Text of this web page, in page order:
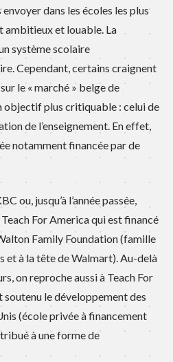
dans les écoles les plus
ambitieux et louable. La
système scolaire
Cependant, certains craignent
le « marché » belge de
objectif plus critiquable : celui de
de l’enseignement. En effet,
notamment financée par de
ou, jusqu’à l’année passée,
For America qui est financé
Family Foundation (famille
et à la tête de Walmart). Au-delà
on reproche aussi à Teach For
le développement des
(école privée à financement
à une forme de